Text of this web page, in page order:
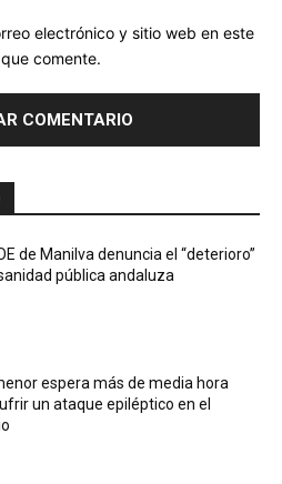
electrónico y sitio web en este
comente.
de Manilva denuncia el “deterioro”
pública andaluza
espera más de media hora
un ataque epiléptico en el